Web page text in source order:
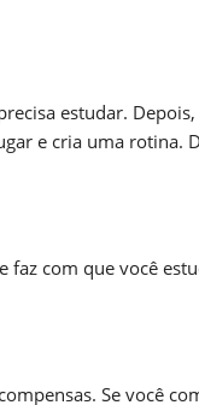
estudar.
e cria uma rotina.
com que você
Se você